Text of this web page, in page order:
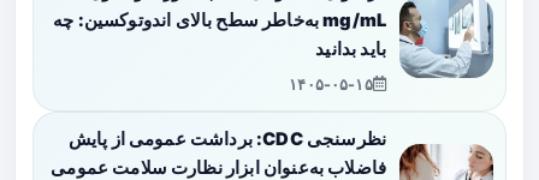
mg/mL به‌خاطر سطح بالای اندوتوکسین: چه
باید بدانید
۱۴۰۵-۰۵-۱۵
نظرسنجی CDC: برداشت عمومی از پایش
فاضلاب به‌عنوان ابزار نظارت سلامت عمومی